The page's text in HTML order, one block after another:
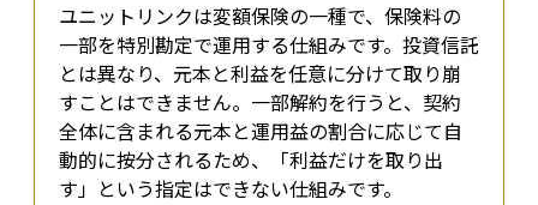
ユニットリンクは変額保険の一種で、保険料の
一部を特別勘定で運用する仕組みです。投資信託
とは異なり、元本と利益を任意に分けて取り崩
すことはできません。一部解約を行うと、契約
全体に含まれる元本と運用益の割合に応じて自
動的に按分されるため、「利益だけを取り出
す」という指定はできない仕組みです。